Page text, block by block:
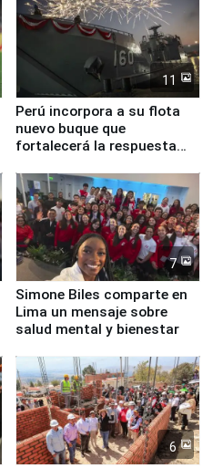
11
Perú incorpora a su flota
nuevo buque que
fortalecerá la respuesta
7
Simone Biles comparte en
Lima un mensaje sobre
salud mental y bienestar
6